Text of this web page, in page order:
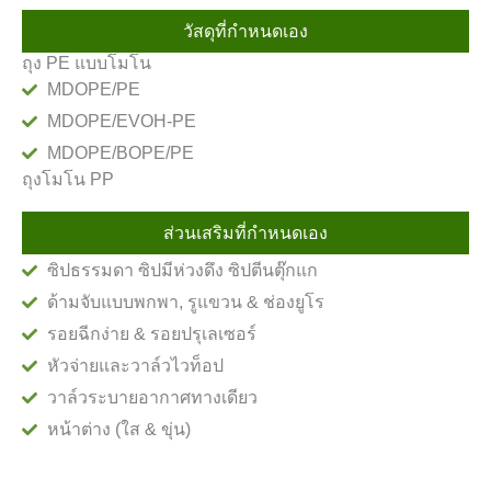
วัสดุที่กำหนดเอง
ถุง PE แบบโมโน
MDOPE/PE
MDOPE/EVOH-PE
MDOPE/BOPE/PE
ถุงโมโน PP
ส่วนเสริมที่กำหนดเอง
ซิปธรรมดา ซิปมีห่วงดึง ซิปตีนตุ๊กแก
ด้ามจับแบบพกพา, รูแขวน & ช่องยูโร
รอยฉีกง่าย & รอยปรุเลเซอร์
หัวจ่ายและวาล์วไวท็อป
วาล์วระบายอากาศทางเดียว
หน้าต่าง (ใส & ขุ่น)